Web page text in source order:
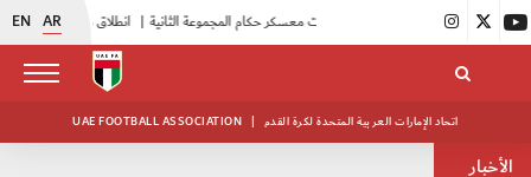
EN AR انطلاق منافسات بطولة النخبة لحرس الرئاسة |
UAE FOOTBALL ASSOCIATION | اتحاد الإمارات العربية المتحدة لكرة القدم
الأخبار